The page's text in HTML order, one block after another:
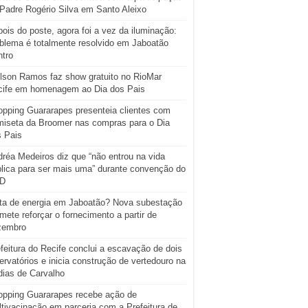
Rogério Silva em Santo Aleixo
do poste, agora foi a vez da iluminação:
é totalmente resolvido em Jaboatão
Ramos faz show gratuito no RioMar
em homenagem ao Dia dos Pais
Guararapes presenteia clientes com
da Broomer nas compras para o Dia
Pais
Medeiros diz que “não entrou na vida
para ser mais uma” durante convenção do
de energia em Jaboatão? Nova subestação
reforçar o fornecimento a partir de
do Recife conclui a escavação de dois
e inicia construção de vertedouro na
de Carvalho
Guararapes recebe ação de